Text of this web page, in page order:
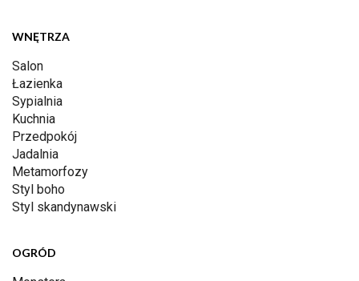
WNĘTRZA
Salon
Łazienka
Sypialnia
Kuchnia
Przedpokój
Jadalnia
Metamorfozy
Styl boho
Styl skandynawski
OGRÓD